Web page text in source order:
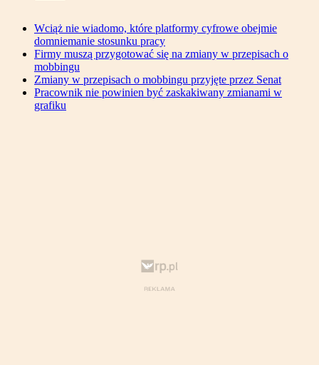
Wciąż nie wiadomo, które platformy cyfrowe obejmie
domniemanie stosunku pracy
Firmy muszą przygotować się na zmiany w przepisach o
mobbingu
Zmiany w przepisach o mobbingu przyjęte przez Senat
Pracownik nie powinien być zaskakiwany zmianami w
grafiku